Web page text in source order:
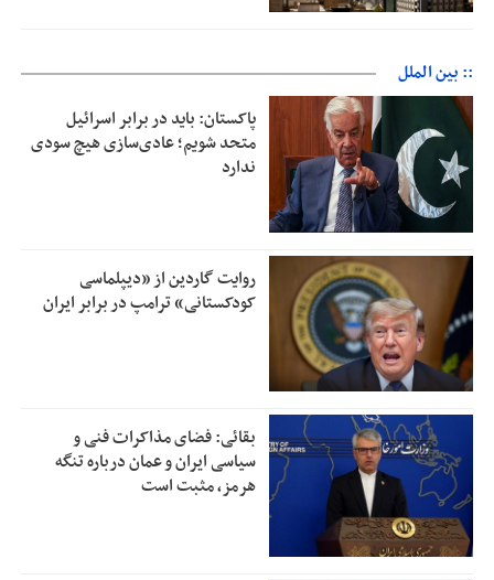
:: بین الملل
پاکستان: باید در برابر اسرائیل
متحد شویم؛ عادی‌سازی هیچ سودی
ندارد
روایت گاردین از «دیپلماسی
کودکستانی» ترامپ در برابر ایران
بقائی: فضای مذاکرات فنی و
سیاسی ایران و عمان درباره تنگه
هرمز، مثبت است